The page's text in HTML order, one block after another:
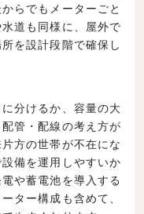
らでもメーターごと
道も同様に、屋外で
を設計段階で確保し
分けるか、容量の大
管・配線の考え方が
方の世帯が不在にな
備を運用しやすいか
や蓄電池を導入する
ター構成も含めて、